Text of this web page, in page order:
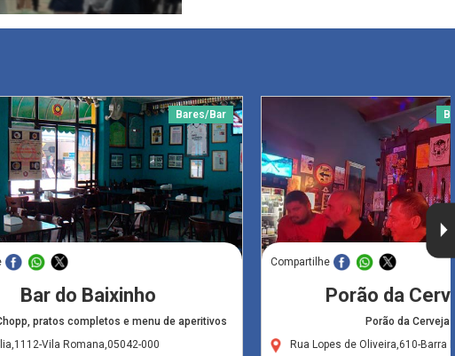
Bares/Bar
Bar do Baixinho
pratos completos e menu de aperitivos
Vila Romana,05042-000
Compartilhe
Porão da
Porão da Cerveja
Rua Lopes de Oliveira,610-Barra